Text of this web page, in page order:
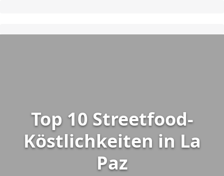
Top 10 Streetfood-
Köstlichkeiten in La
Paz